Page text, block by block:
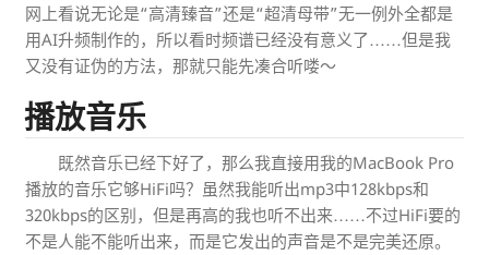
网上看说无论是“高清臻音”还是“超清母带”无一例外全都是
用AI升频制作的，所以看时频谱已经没有意义了……但是我
又没有证伪的方法，那就只能先凑合听喽～
播放音乐
既然音乐已经下好了，那么我直接用我的MacBook Pro
播放的音乐它够HiFi吗？虽然我能听出mp3中128kbps和
320kbps的区别，但是再高的我也听不出来……不过HiFi要的
不是人能不能听出来，而是它发出的声音是不是完美还原。